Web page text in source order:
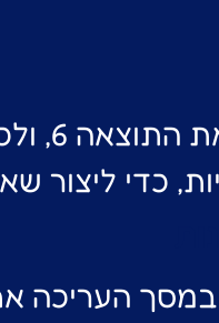
כתשובות הנכונות.
כדי ליצור
העריכה